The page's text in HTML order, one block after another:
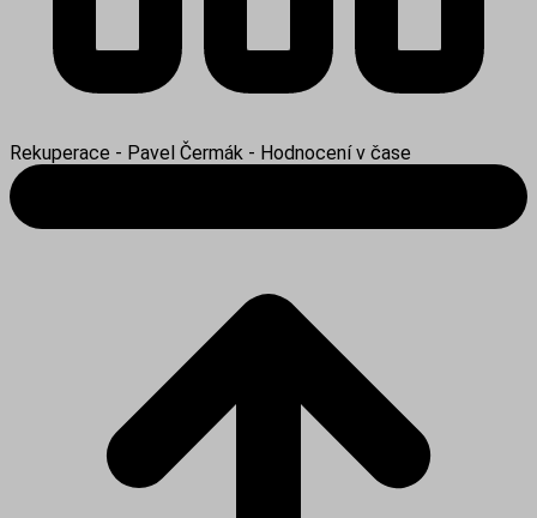
Rekuperace - Pavel Čermák - Hodnocení v čase